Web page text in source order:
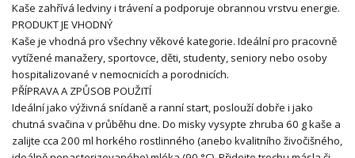
Kaše zahřívá ledviny i trávení a podporuje obrannou vrstvu energie.
PRODUKT JE VHODNÝ
Kaše je vhodná pro všechny věkové kategorie. Ideální pro pracovně
vytížené manažery, sportovce, děti, studenty, seniory nebo osoby
hospitalizované v nemocnicích a porodnicích.
PŘÍPRAVA A ZPŮSOB POUŽITÍ
Ideální jako výživná snídaně a ranní start, poslouží dobře i jako
chutná svačina v průběhu dne. Do misky vysypte zhruba 60 g kaše a
zalijte cca 200 ml horkého rostlinného (anebo kvalitního živočišného,